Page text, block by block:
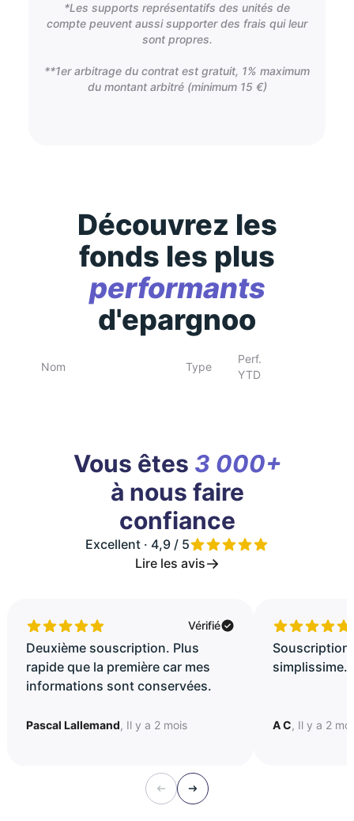
*Les supports représentatifs des unités de
compte peuvent aussi supporter des frais qui leur
sont propres.
**1er arbitrage du contrat est gratuit, 1% maximum
du montant arbitré (minimum 15 €)
Découvrez les
fonds les plus
performants
d'epargnoo
Nom Type
Perf.
YTD
Vous êtes 3 000+
à nous faire
confiance
Excellent · 4,9 / 5
Lire les avis
Vérifié
Deuxième souscription. Plus
rapide que la première car mes
informations sont conservées.
Pascal Lallemand, Il y a 2 mois
Souscription
A C, Il y a 2